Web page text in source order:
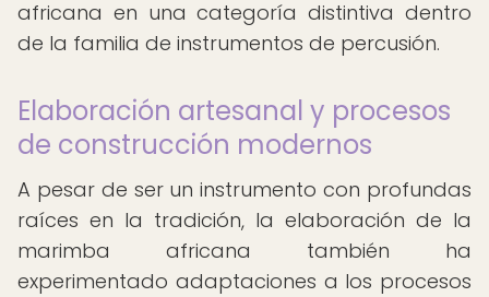
africana en una categoría distintiva dentro
de la familia de instrumentos de percusión.
Elaboración artesanal y procesos
de construcción modernos
A pesar de ser un instrumento con profundas
raíces en la tradición, la elaboración de la
marimba africana también ha
experimentado adaptaciones a los procesos